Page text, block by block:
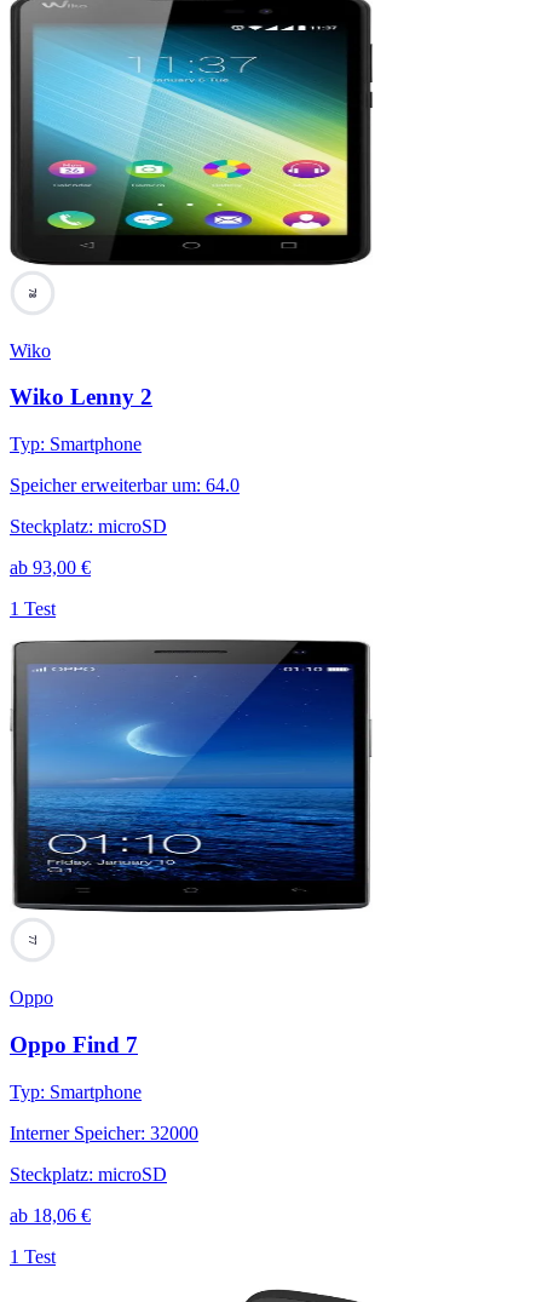
78
Wiko
Wiko Lenny 2
Typ: Smartphone
Speicher erweiterbar um: 64.0
Steckplatz: microSD
ab 93,00 €
1 Test
77
Oppo
Oppo Find 7
Typ: Smartphone
Interner Speicher: 32000
Steckplatz: microSD
ab 18,06 €
1 Test